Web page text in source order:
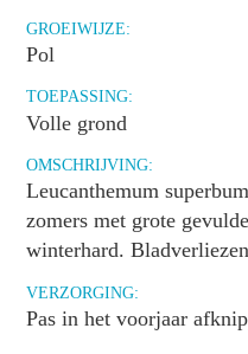
GROEIWIJZE:
Pol
TOEPASSING:
Volle grond
OMSCHRIJVING:
Leucanthemum
zomers met grote
winterhard.
VERZORGING:
Pas in het voorjaar